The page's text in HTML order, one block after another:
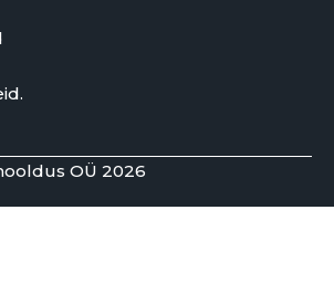
OÜ 2026